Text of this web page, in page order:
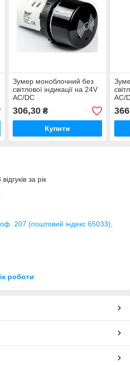
Зумер моноблочний без
світлової індикації на 24V
AC/DC
306,30₴
Купити
AC/
за рік
207 (поштовий індекс 65033),
роботи